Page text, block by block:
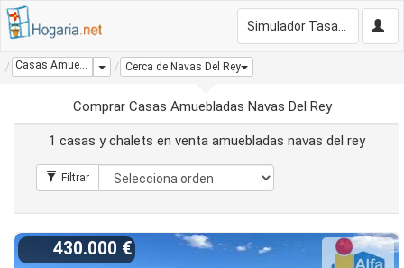
Casas Amuebladas Navas Del Rey Dropdown
Cerca de Navas Del Rey
Comprar Casas Amuebladas Navas Del Rey
1 casas y chalets en venta amuebladas navas del rey
430.000 €